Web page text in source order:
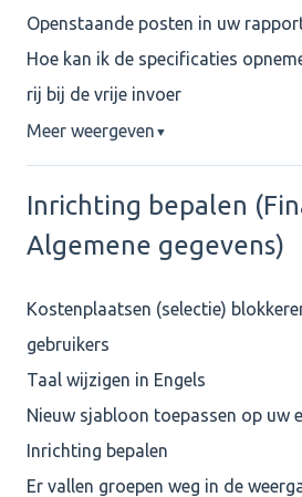
Openstaande posten in uw
Hoe kan ik de specificaties
rij bij de vrije invoer
Meer weergeven ▼
Inrichting bepalen
Algemene gegevens)
Kostenplaatsen (selectie)
gebruikers
Taal wijzigen in Engels
Nieuw sjabloon toepassen op uw
Inrichting bepalen
Er vallen groepen weg in de